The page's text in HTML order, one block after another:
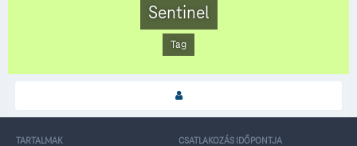
Sentinel
Tag
TARTALMAK CSATLAKOZÁS IDŐPONTJA